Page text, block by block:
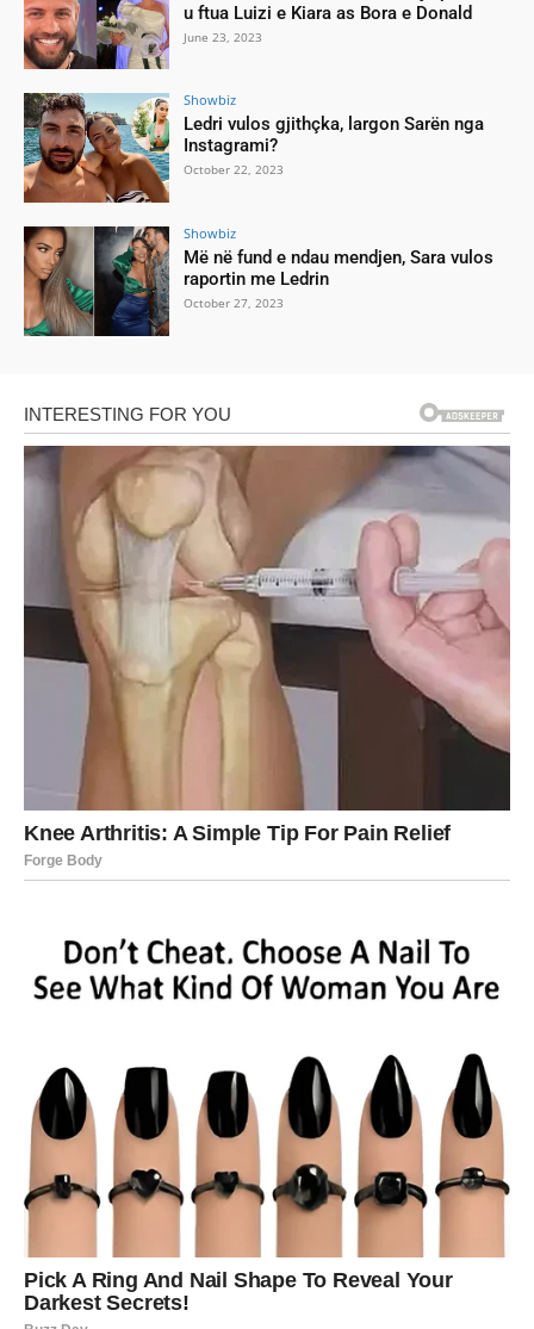
u ftua Luizi e Kiara as Bora e Donald
June 23, 2023
Showbiz
Ledri vulos gjithçka, largon Sarën nga
Instagrami?
October 22, 2023
Showbiz
Më në fund e ndau mendjen, Sara vulos
raportin me Ledrin
October 27, 2023